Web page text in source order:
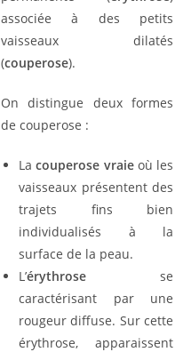
associée à des petits
vaisseaux dilatés
(couperose).
On distingue deux formes
de couperose :
Lacouperose vraieoù les
vaisseaux présentent des
trajets fins bien
individualisés à la
surface de la peau.
L’érythrose se
caractérisant par une
rougeur diffuse. Sur cette
érythrose, apparaissent